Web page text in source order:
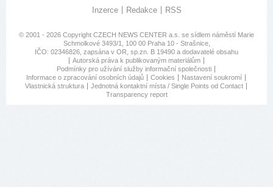
Inzerce Redakce RSS
© 2001 - 2026 Copyright CZECH NEWS CENTER a.s. se sídlem náměstí Marie
Schmolkové 3493/1, 100 00 Praha 10 - Strašnice,
IČO: 02346826, zapsána v OR, sp.zn. B 19490 a dodavatelé obsahu
Autorská práva k publikovaným materiálům
Podmínky pro užívání služby informační společnosti
Informace o zpracování osobních údajů
Cookies
Nastavení soukromí
Vlastnická struktura
Jednotná kontaktní místa / Single Points od Contact
Transparency report